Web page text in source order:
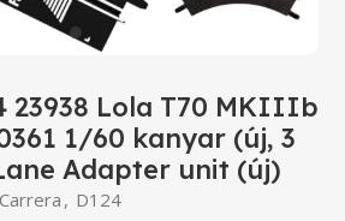
23938 Lola T70 MKIIIb
1/60 kanyar (új, 3
Adapter unit (új)
Carrera , D124